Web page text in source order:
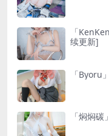
「
续更新]
「Byoru
「焖焖